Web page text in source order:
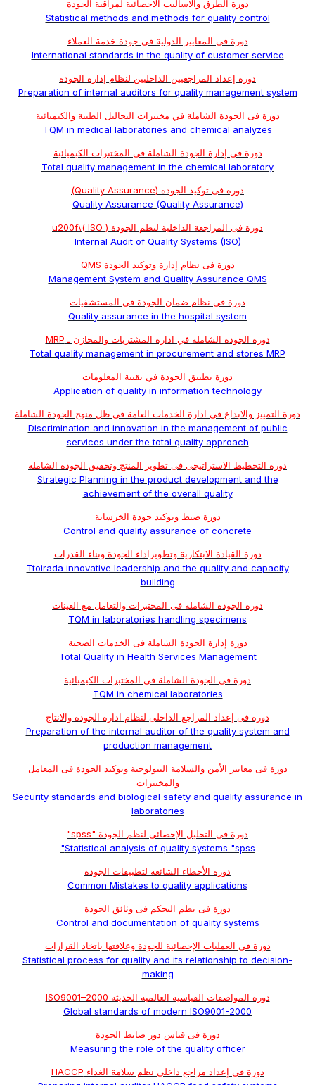
دورة الطرق والاساليب الاحصائية لمراقبة الجودة
Statistical methods and methods for quality control
دورة فى المعايير الدولية فى جودة خدمة العملاء
International standards in the quality of customer service
دورة إعداد المراجعيين الداخليين لنظام إدارة الجودة
Preparation of internal auditors for quality management system
دورة فى الجودة الشاملة في مختبرات التحاليل الطبية والكيميائية
TQM in medical laboratories and chemical analyzes
دورة فى إدارة الجودة الشاملة فى المختبرات الكيميائية
Total quality management in the chemical laboratory
دورة فى توكيد الجودة (Quality Assurance)
Quality Assurance (Quality Assurance)
دورة فى المراجعة الداخلية لنظم الجودة ( ISO )\u200f
Internal Audit of Quality Systems (ISO)
دورة فى نظام إدارة وتوكيد الجودة QMS
Management System and Quality Assurance QMS
دورة فى نظام ضمان الجودة فى المستشفيات
Quality assurance in the hospital system
دورة الجودة الشاملة في ادارة المشتريات والمخازن ـ MRP
Total quality management in procurement and stores MRP
دورة تطبيق الجودة في تقنية المعلومات
Application of quality in information technology
دورة التمييز والابداع فى ادارة الخدمات العامة فى ظل منهج الجودة الشاملة
Discrimination and innovation in the management of public
services under the total quality approach
دورة التخطيط الاستراتيجى فى تطوير المنتج وتحقيق الجودة الشاملة
Strategic Planning in the product development and the
achievement of the overall quality
دورة ضبط وتوكيد جودة الخرسانة
Control and quality assurance of concrete
دورة القيادة الابتكارية وتطويراداء الجودة وبناء القدرات
Ttoirada innovative leadership and the quality and capacity
building
دورة الجودة الشاملة فى المختبرات والتعامل مع العينات
TQM in laboratories handling specimens
دورة إدارة الجودة الشاملة فى الخدمات الصحية
Total Quality in Health Services Management
دورة فى الجودة الشاملة في المختبرات الكيميائية
TQM in chemical laboratories
دورة فى إعداد المراجع الداخلى لنظام ادارة الجودة والانتاج
Preparation of the internal auditor of the quality system and
production management
دورة فى معايير الأمن والسلامة البيولوجية وتوكيد الجودة فى المعامل
والمختبرات
Security standards and biological safety and quality assurance in
laboratories
دورة فى التحليل الإحصائي لنظم الجودة "spss"
Statistical analysis of quality systems "spss"
دورة الأخطاء الشائعة لتطبيقات الجودة
Common Mistakes to quality applications
دورة فى نظم التحكم فى وثائق الجودة
Control and documentation of quality systems
دورة فى العمليات الإحصائية للجودة وعلاقتها باتخاذ القرارات
Statistical process for quality and its relationship to decision-
making
دورة المواصفات القياسية العالمية الحديثة ISO9001–2000
Global standards of modern ISO9001-2000
دورة فى قياس دور ضابط الجودة
Measuring the role of the quality officer
دورة فى إعداد مراجع داخلى نظم سلامة الغذاء HACCP